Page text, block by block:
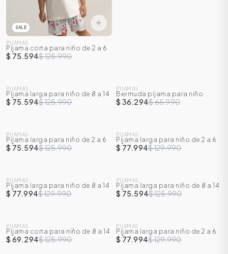
SALE
PIJAMAS
Pijama corta para niño de 2 a 6
años
$ 75.594$ 125.990
-40 %
PIJAMAS
Pijama larga para niño de 8 a 14
años
$ 75.594$ 125.990
-45%
PIJAMAS
Bermuda pijama para niño
$ 36.294$ 65.990
-40 %
PIJAMAS
Pijama larga para niño de 2 a 6
años
$ 75.594$ 125.990
-40 %
PIJAMAS
Pijama larga para niño de 2 a 6
años
$ 77.994$ 129.990
-40 %
PIJAMAS
Pijama larga para niño de 8 a 14
años
$ 77.994$ 129.990
-40 %
PIJAMAS
Pijama larga para niño de 8 a 14
años
$ 75.594$ 125.990
-45 %
PIJAMAS
Pijama corta para niño de 8 a 14
años
$ 69.294$ 125.990
-40 %
PIJAMAS
Pijama larga para niño de 2 a 6
años
$ 77.994$ 129.990